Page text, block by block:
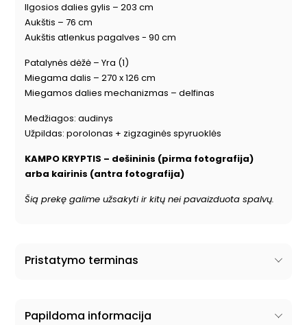
Ilgosios dalies gylis – 203 cm
Aukštis – 76 cm
Aukštis atlenkus pagalves - 90 cm
Patalynės dėžė – Yra (1)
Miegama dalis – 270 x 126 cm
Miegamos dalies mechanizmas – delfinas
Medžiagos: audinys
Užpildas: porolonas + zigzaginės spyruoklės
KAMPO KRYPTIS – dešininis (pirma fotografija)
arba kairinis (antra fotografija)
Šią prekę galime užsakyti ir kitų nei pavaizduota spalvų.
Pristatymo terminas
Papildoma informacija